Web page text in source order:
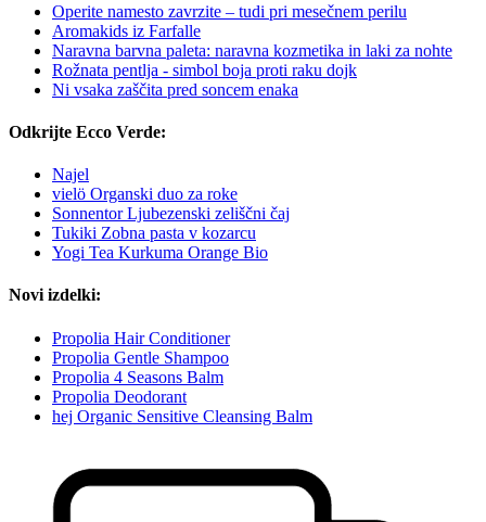
Operite namesto zavrzite – tudi pri mesečnem perilu
Aromakids iz Farfalle
Naravna barvna paleta: naravna kozmetika in laki za nohte
Rožnata pentlja - simbol boja proti raku dojk
Ni vsaka zaščita pred soncem enaka
Odkrijte Ecco Verde:
Najel
vielö Organski duo za roke
Sonnentor Ljubezenski zeliščni čaj
Tukiki Zobna pasta v kozarcu
Yogi Tea Kurkuma Orange Bio
Novi izdelki:
Propolia Hair Conditioner
Propolia Gentle Shampoo
Propolia 4 Seasons Balm
Propolia Deodorant
hej Organic Sensitive Cleansing Balm